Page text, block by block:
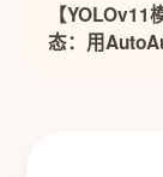
【
态：用